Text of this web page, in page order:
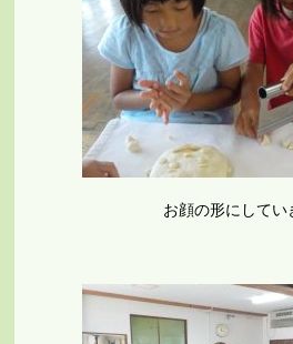
お顔の形にしてい